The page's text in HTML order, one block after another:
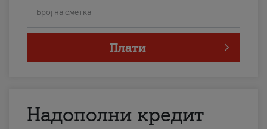
Број на сметка
Плати
Надополни кредит